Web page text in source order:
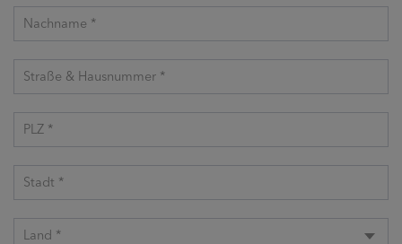
Nachname *
Straße & Hausnummer *
PLZ *
Stadt *
Land *